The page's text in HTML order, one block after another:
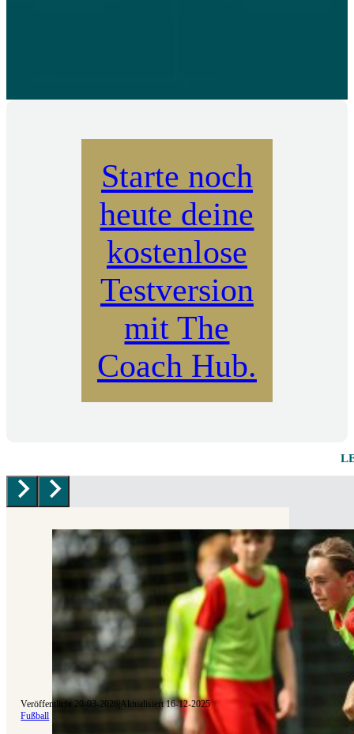
Starte noch
heute deine
kostenlose
Testversion
mit The
Coach Hub.
Veröffentlicht 20-03-2026|Aktualisiert 16-12-2025
Fußball